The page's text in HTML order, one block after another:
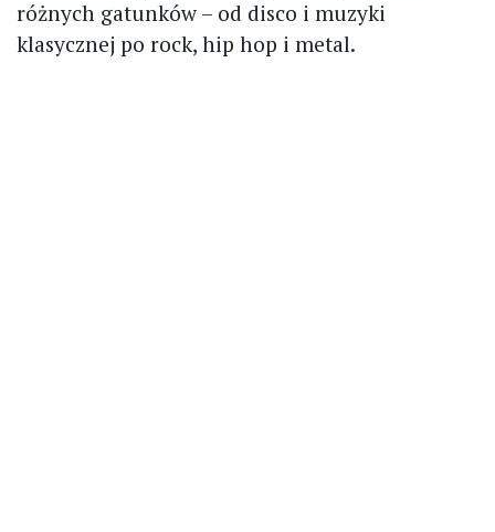
różnych gatunków – od disco i muzyki
klasycznej po rock, hip hop i metal.